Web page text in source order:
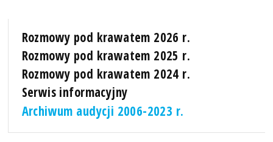
Rozmowy pod krawatem 2026 r.
Rozmowy pod krawatem 2025 r.
Rozmowy pod krawatem 2024 r.
Serwis informacyjny
Archiwum audycji 2006-2023 r.